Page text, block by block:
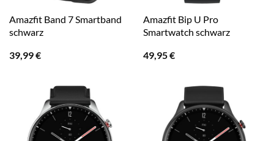
Amazfit Band 7 Smartband
schwarz
39,99€
Amazfit Bip U Pro
Smartwatch schwarz
49,95€